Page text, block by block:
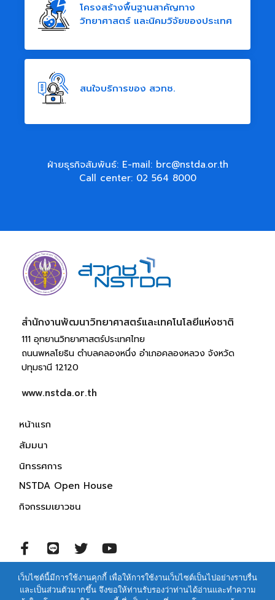
โครงสร้างพื้นฐานสาคัญทาง
วิทยาศาสตร์ และนิคมวิจัยของประเทศ
สนใจบริการของ สวทช.
ฝ่ายธุรกิจสัมพันธ์: E-mail: brc@nstda.or.th
Call center: 02 564 8000
สำนักงานพัฒนาวิทยาศาสตร์และเทคโนโลยีแห่งชาติ​
111 อุทยานวิทยาศาสตร์ประเทศไทย
ถนนพหลโยธิน ตำบลคลองหนึ่ง อำเภอคลองหลวง จังหวัด
ปทุมธานี 12120
www.nstda.or.th
หน้าแรก
สัมมนา
นิทรรศการ
NSTDA Open House
กิจกรรมเยาวชน
© 2021 สำนักงานพัฒนาวิทยาศาสตร์และเทคโนโลยีแห่งชาติ
เว็บไซต์นี้มีการใช้งานคุกกี้ เพื่อให้การใช้งานเว็บไซต์เป็นไปอย่างราบรื่น
และเป็นส่วนตัวมากขึ้น จึงขอให้ท่านรับรองว่าท่านได้อ่านและทำความ